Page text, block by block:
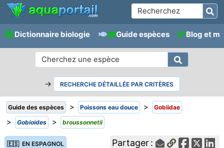
Dictionnaire biologie Guide espèces Blog et
→ RECHERCHE DÉTAILLÉE PAR CRITÈRES
Guide des espèces > Poissons eau douce > Gobiidae
> Gobioides > broussonnetii
🇪🇸 EN ESPAGNOL Partager :